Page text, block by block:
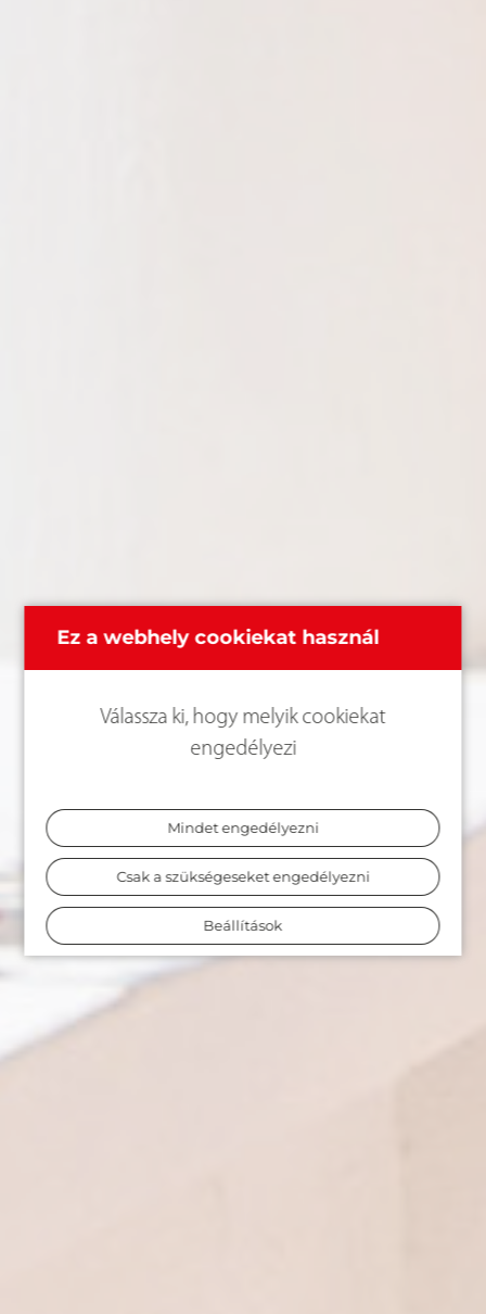
Ez a webhely cookiekat használ
Válassza ki, hogy melyik cookiekat
engedélyezi
Mindet engedélyezni
Csak a szükségeseket engedélyezni
Beállítások